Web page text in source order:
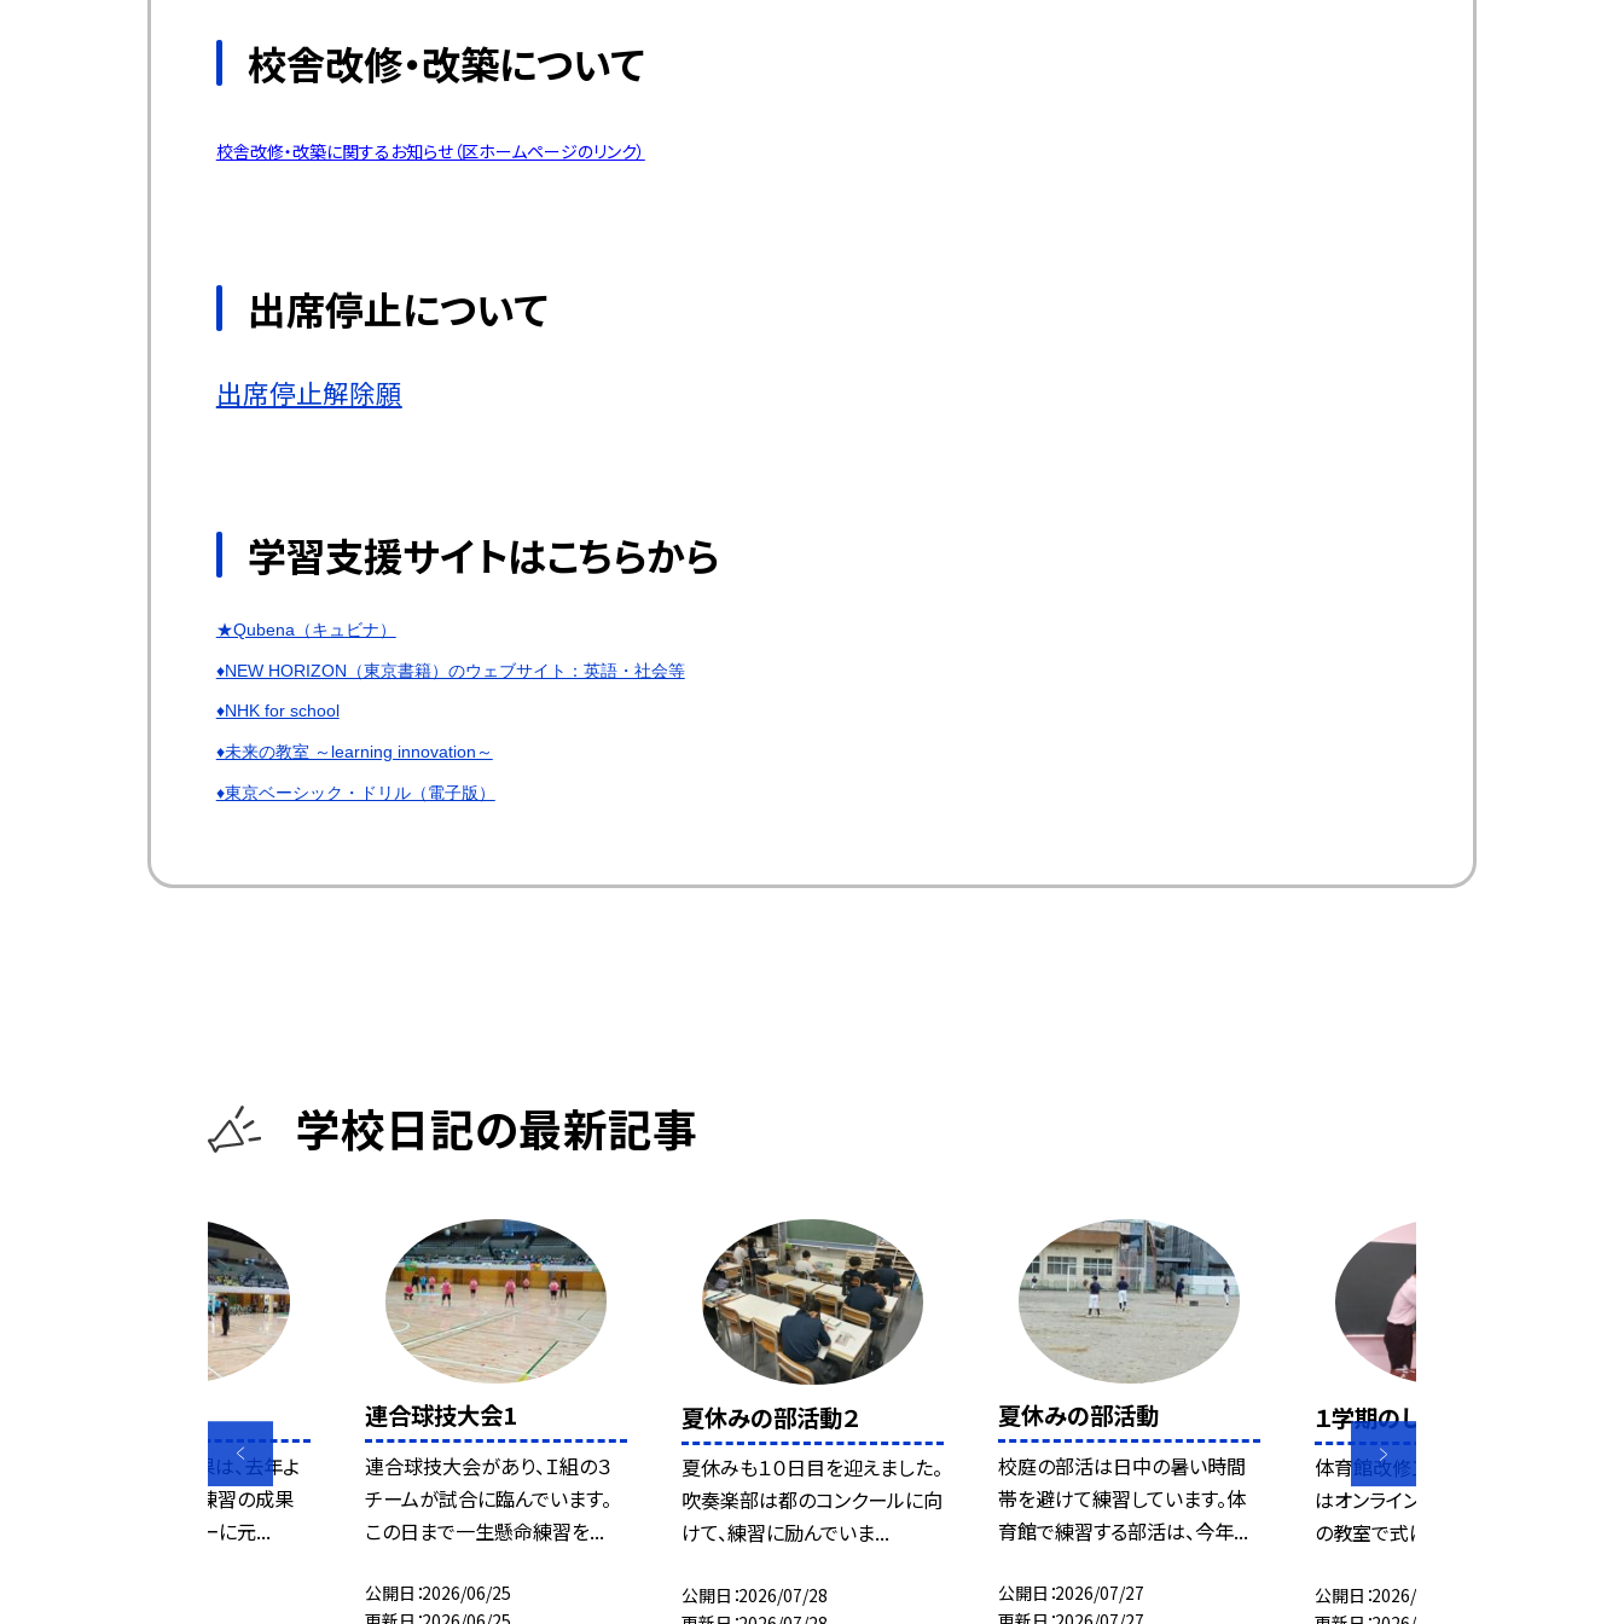
校舎改修・改築について
校舎改修・改築に関するお知らせ（区ホームページのリンク）
出席停止について
出席停止解除願
学習支援サイトはこちらから
★Qubena（キュビナ）
♦NEW HORIZON（東京書籍）のウェブサイト：英語・社会等
♦NHK for school
♦未来の教室 ～learning innovation～
♦東京ベーシック・ドリル（電子版）
学校日記の最新記事
リーグ戦の試合結果は、去年よ
りよいものでした。練習の成果
です。はつらつプレーに元...
連合球技大会1
連合球技大会があり、Ｉ組の３
チームが試合に臨んでいます。
この日まで一生懸命練習を...
公開日 2026/06/25
夏休みの部活動２
夏休みも１０日目を迎えました。
吹奏楽部は都のコンクールに向
けて、練習に励んでいま...
公開日 2026/07/28
夏休みの部活動
校庭の部活は日中の暑い時間
帯を避けて練習しています。体
育館で練習する部活は、今年...
公開日 2026/07/27
１学期のしめくくり
体育館改修工事のため、終業式
はオンラインで行い、それぞれ
の教室で式に臨みました。...
公開日 2026/07/17